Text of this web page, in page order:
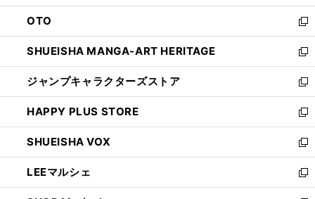
ウ
で
開
く
ン
ド
ウ
で
開
く
OTO
新
し
い
ウ
ィ
ン
ド
ウ
で
開
く
SHUEISHA MANGA-ART HERITAGE
新
し
い
ウ
ィ
ン
ド
ウ
で
開
ジャンプキャラクターズストア
新
し
い
ウ
ィ
ン
ド
ウ
HAPPY PLUS STORE
新
し
い
ウ
ィ
ン
SHUEISHA VOX
新
し
い
ウ
LEEマルシェ
新
し